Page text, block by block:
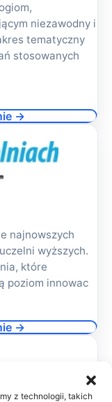
z technologii, takich
niezawodny i
tematyczny
stosowanych
→
najnowszych
wyższych.
które
poziom innowac
→